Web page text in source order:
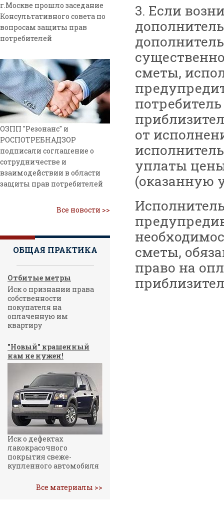
г.Москве прошло заседание
Консультативного совета по
вопросам защиты прав
потребителей
ОЗПП "Резонанс" и
РОСПОТРЕБНАДЗОР
подписали соглашение о
сотрудничестве и
взаимодействии в области
защиты прав потребителей
Все новости >>
ОБЩАЯ ПРАКТИКА
Отбитые метры
Иск о признании права
собственности
покупателя на
оплаченную им
квартиру
"Новый" крашенный
нам не нужен!
Иск о дефектах
лакокрасочного
покрытия свеже-
купленного автомобиля
Все материалы >>
3. Если
сметы,
от
уплаты
(оказанную
сметы,
право на